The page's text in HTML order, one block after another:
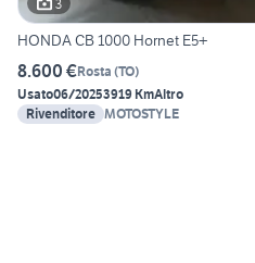
3
HONDA CB 1000 Hornet E5+
8.600 €Rosta (TO)
Usato06/20253919 KmAltro
Rivenditore MOTOSTYLE